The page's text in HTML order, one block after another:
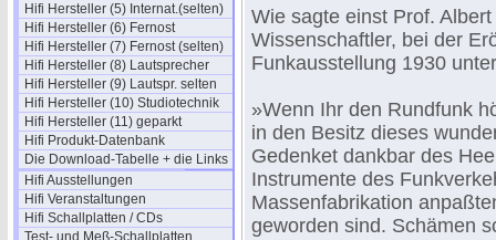
Hifi Hersteller (5) Internat.(selten)
Hifi Hersteller (6) Fernost
Hifi Hersteller (7) Fernost (selten)
Hifi Hersteller (8) Lautsprecher
Hifi Hersteller (9) Lautspr. selten
Hifi Hersteller (10) Studiotechnik
Hifi Hersteller (11) geparkt
Hifi Produkt-Datenbank
Die Download-Tabelle + die Links
Hifi Ausstellungen
Hifi Veranstaltungen
Hifi Schallplatten / CDs
Test- und Meß-Schallplatten
Wie sagte einst Prof.
Wissenschaftler, bei der
Funkausstellung 1930
»Wenn Ihr den Rundfunk
in den Besitz dieses
Gedenket dankbar des
Instrumente des
Massenfabrikation
geworden sind. Schämen